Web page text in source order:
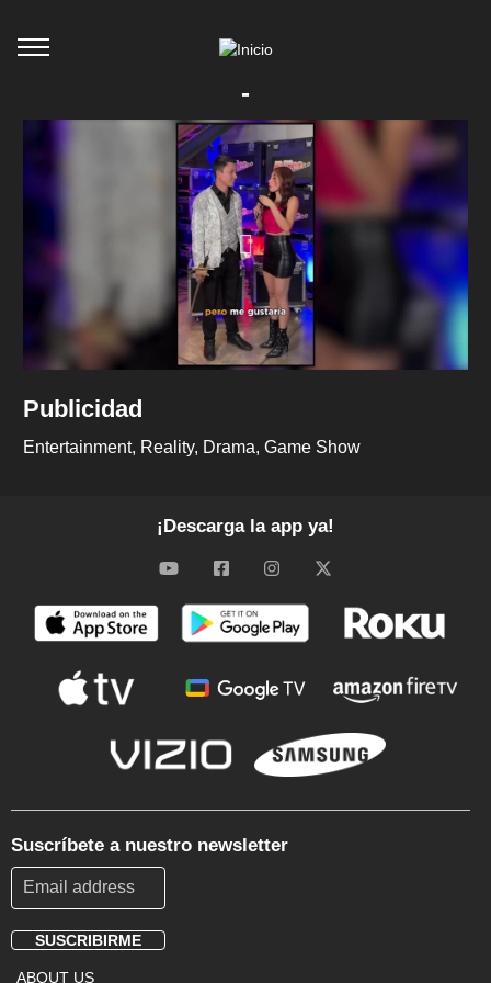
-
Publicidad
Entertainment Reality Drama Game Show
¡Descarga la app ya!
Suscríbete a nuestro newsletter
SUSCRIBIRME
ABOUT US